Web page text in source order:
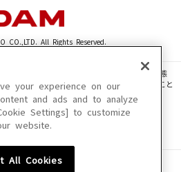
CO.,LTD. All Rights Reserved.
章・画像・写真・動画・音声等を、手段や形態
えて無断で複製、転載、ファイル化などすること
利用いただけない場合があります。
容が変更になる場合があります。
your experience on our
and ads and to analyze
Settings] to customize
website.
All Cookies